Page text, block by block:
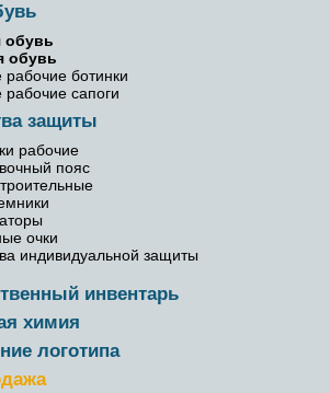
обувь
обувь
ботинки
сапоги
защиты
рабочие
пояс
очки
индивидуальной защиты
инвентарь
химия
логотипа